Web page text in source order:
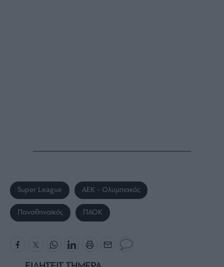
Super League ΑΕΚ - Ολυμπιακός
Παναθηναϊκός ΠΑΟΚ